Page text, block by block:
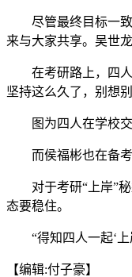
尽管最终目标一致
来与大家共享。吴世
在考研路上，四人
坚持这么久了，别想
图为四人在学校
而侯福彬也在备考
对于考研“上岸”秘
态要稳住。
“得知四人一起‘上
【编辑:付子豪】